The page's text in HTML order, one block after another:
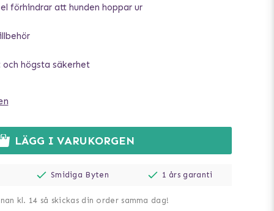
förhindrar att hunden hoppar ur
högsta säkerhet
LÄGG I VARUKORGEN
Smidiga Byten 1 års garanti
kl. 14 så skickas din order samma dag!